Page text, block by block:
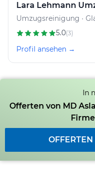
Lara Lehmann
Umzugsreinigung ·
5.0(3)
Profil ansehen →
In
Offerten von MD